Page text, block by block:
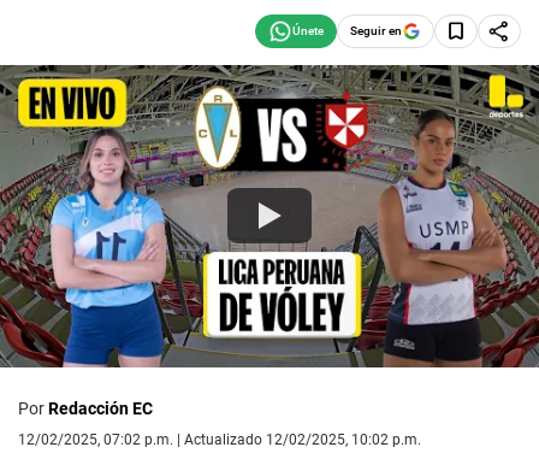
Seguir en
PorRedacción EC
12/02/2025, 07:02 p.m. | Actualizado 12/02/2025, 10:02 p.m.